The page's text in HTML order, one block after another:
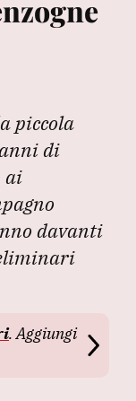
piccola
di
ai
davanti
. Aggiungi